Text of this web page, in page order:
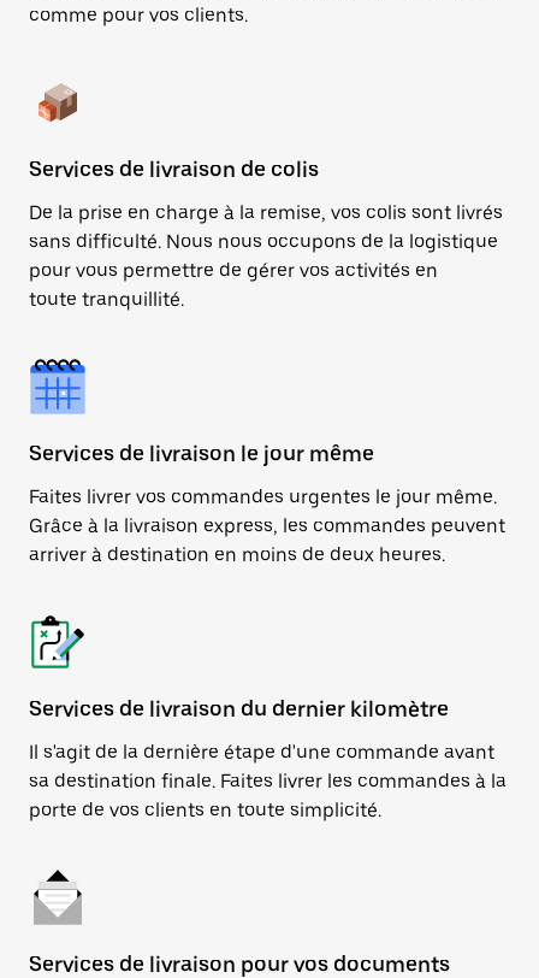
comme pour vos clients.
Services de livraison de colis
De la prise en charge à la remise, vos colis sont livrés
sans difficulté. Nous nous occupons de la logistique
pour vous permettre de gérer vos activités en
toute tranquillité.
Services de livraison le jour même
Faites livrer vos commandes urgentes le jour même.
Grâce à la livraison express, les commandes peuvent
arriver à destination en moins de deux heures.
Services de livraison du dernier kilomètre
Il s'agit de la dernière étape d'une commande avant
sa destination finale. Faites livrer les commandes à la
porte de vos clients en toute simplicité.
Services de livraison pour vos documents